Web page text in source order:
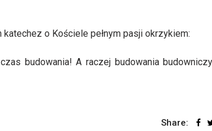
o Kościele pełnym pasji okrzykiem:
budowania! A raczej budowania
Share: